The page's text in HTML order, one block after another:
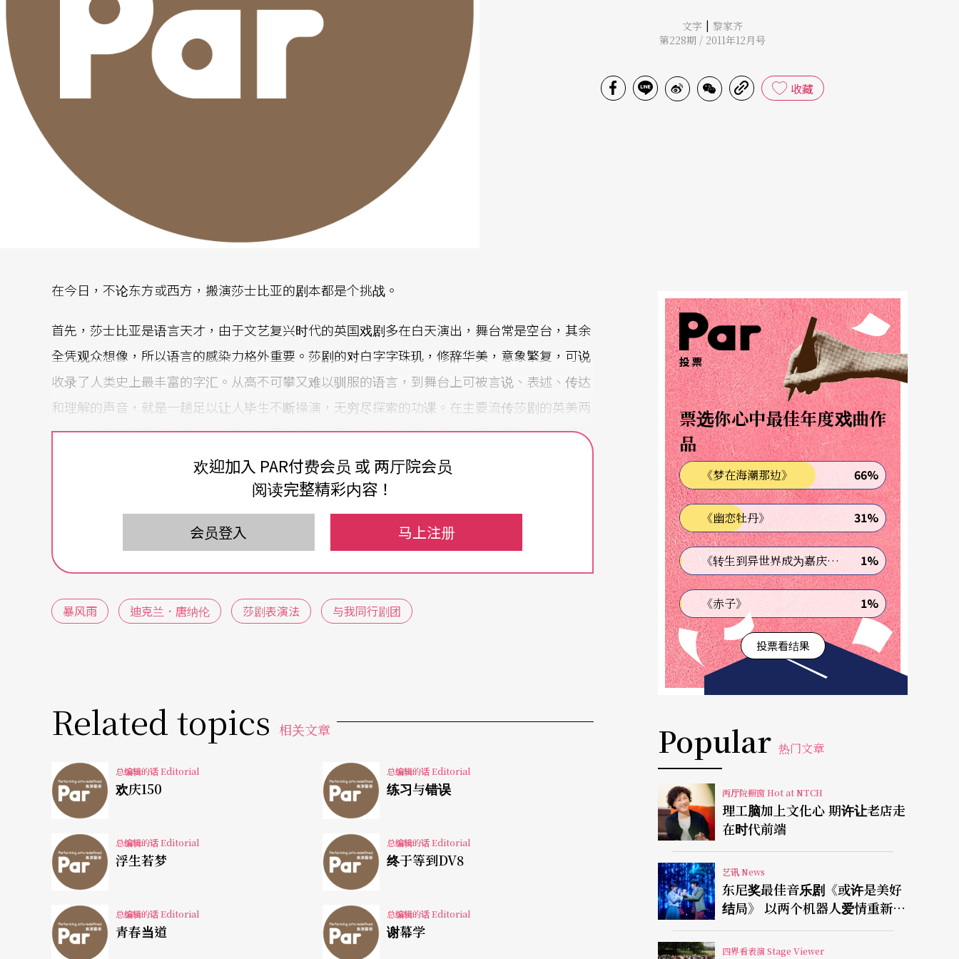
文字 | 黎家齐
第228期 / 2011年12月号
收藏
在今日，不论东方或西方，搬演莎士比亚的剧本都是个挑战。
首先，莎士比亚是语言天才，由于文艺复兴时代的英国戏剧多在白天演出，舞台常是空台，其余
全凭观众想像，所以语言的感染力格外重要。莎剧的对白字字珠玑，修辞华美，意象繁复，可说
收录了人类史上最丰富的字汇。从高不可攀又难以驯服的语言，到舞台上可被言说、表述、传达
和理解的声音，就是一趟足以让人毕生不断操演，无穷尽探索的功课。在主要流传莎剧的英美两
地，尚且有莎剧语言表演的专门课程，而「莎士比亚」在中文世界的意义，更长期存在著转译上
的尴尬：「莎剧」往往代表一种勉强称为「诗」的不甚通顺的修辞译语所组成的所谓文学经典。
其次，莎士比亚的剧本耐人玩味，提供多种角度解读和不同面向探究，尤其对人性精辟的观照，
使得他的作品具有世界共通性。面对开放性的文本，导演要采取何种观点诠释，将莎士比亚带到
当代观众面前，考验著创作者对莎士比亚的理解和个人的美学策略。
二○○八年，英国「与我同行」剧团导演迪克兰．唐纳伦执导的俄语版莎翁喜剧《第十二夜》在
台湾上演，为国内观众展示了一出成功的莎剧制作，我们发现，莎士比亚不再那么遥不可及，艰
涩难懂。在重视导演诠释权的当代剧场中，唐纳伦的作品难能可贵地将舞台、角色及剧本的诠释
本刊采访时的说法，选择做莎剧，是因为莎翁不断地给人惊喜；「你必须在谦逊与无知的状态下
到达无与伦比的风景中。」这位当代剧场大师的工作方法，或许可以提供一条路径，让我们更靠
近莎士比亚一点。
江山代有才人出，在竞争激烈的全球乐坛，谁是下一个指挥大师接班人？继○八年本刊首度推出
「指挥星光帮」的专题，评比预言谁将是乐团指挥的明日之星之后，今年再度为乐迷们同步更新
出头天，为老乐团改头换面注入新气象，似乎成了一波趋势，寄望能借此冲破低迷景气的契机。
这些乐坛新秀，多半出身音乐世家，从小展露过人的音乐才华，并且被训练成为具有指挥特质的
欢迎加入 PAR付费会员 或 两厅院会员
阅读完整精彩内容！
会员登入 马上注册
暴风雨 迪克兰．唐纳伦 莎剧表演法 与我同行剧团
Related topics 相关文章
总编辑的话 Editorial
欢庆150
总编辑的话 Editorial
练习与错误
总编辑的话 Editorial
浮生若梦
总编辑的话 Editorial
终于等到DV8
总编辑的话 Editorial
青春当道
总编辑的话 Editorial
谢幕学
投票
票选你心中最佳年度戏曲作
品
《梦在海潮那边》 66%
《幽恋牡丹》 31%
《转生到异世界成为嘉庆君—发现我的祖先是诈骗集团!?》 1%
《赤子》 1%
投票看结果
Popular 热门文章
两厅院橱窗 Hot at NTCH
理工脑加上文化心 期许让老店走
在时代前端
艺讯 News
东尼奖最佳音乐剧《或许是美好
结局》 以两个机器人爱情重新凝
视有限人生
四界看表演 Stage Viewer